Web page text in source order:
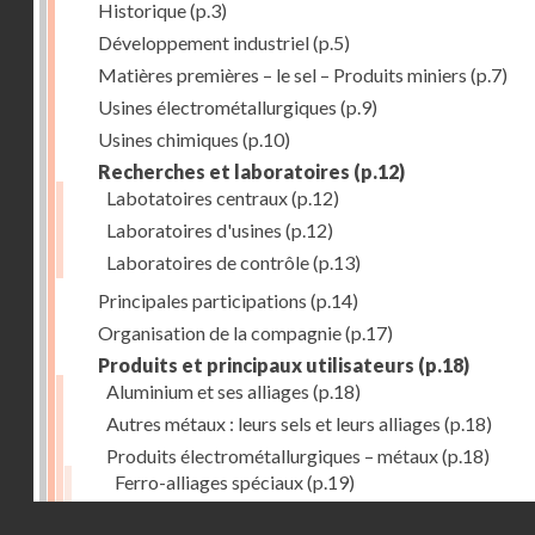
Historique(p.3)
Développement industriel(p.5)
Matières premières – le sel – Produits miniers (p.7)
Usines électrométallurgiques (p.9)
Usines chimiques (p.10)
Recherches et laboratoires (p.12)
Labotatoires centraux(p.12)
Laboratoires d'usines (p.12)
Laboratoires de contrôle(p.13)
Principales participations (p.14)
Organisation de la compagnie(p.17)
Produits et principaux utilisateurs (p.18)
Aluminium et ses alliages (p.18)
Autres métaux : leurs sels et leurs alliages (p.18)
Produits électrométallurgiques – métaux(p.18)
Ferro-alliages spéciaux(p.19)